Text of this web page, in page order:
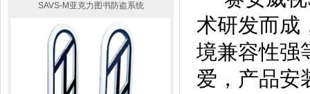
SAVS-M亚克力图书防盗系统
术研发而成
境兼容性强
爱，产品安